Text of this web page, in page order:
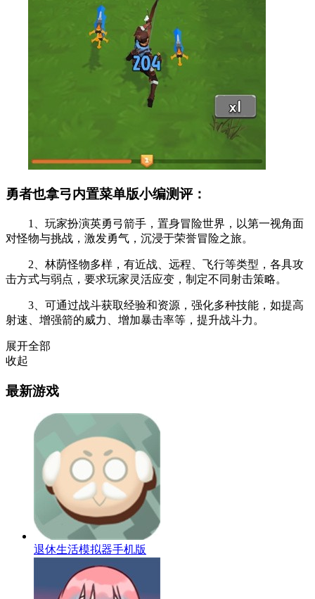
勇者也拿弓内置菜单版小编测评：
1、玩家扮演英勇弓箭手，置身冒险世界，以第一视角面
对怪物与挑战，激发勇气，沉浸于荣誉冒险之旅。
2、林荫怪物多样，有近战、远程、飞行等类型，各具攻
击方式与弱点，要求玩家灵活应变，制定不同射击策略。
3、可通过战斗获取经验和资源，强化多种技能，如提高
射速、增强箭的威力、增加暴击率等，提升战斗力。
展开全部
收起
最新游戏
退休生活模拟器手机版